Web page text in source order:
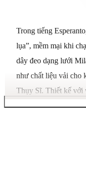
Trong tiếng
lụa”, mềm mại khi
dây đeo dạng lưới
như chất liệu vải cho
Thụy Sĩ. Thiết kế với
vàng ánh kim với